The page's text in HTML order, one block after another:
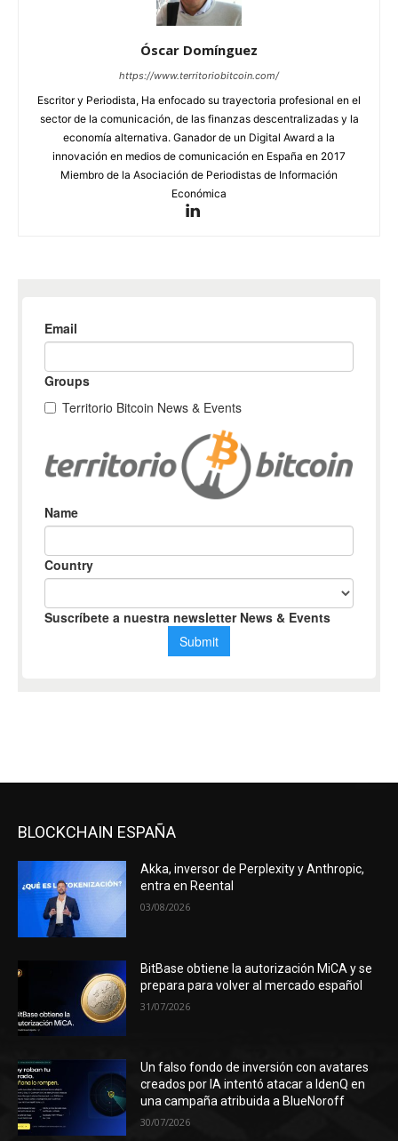
Óscar Domínguez
https://www.territoriobitcoin.com/
Escritor y Periodista, Ha enfocado su trayectoria profesional en el
sector de la comunicación, de las finanzas descentralizadas y la
economía alternativa. Ganador de un Digital Award a la
innovación en medios de comunicación en España en 2017
Miembro de la Asociación de Periodistas de Información
Económica
BLOCKCHAIN ESPAÑA
Akka, inversor de Perplexity y Anthropic,
entra en Reental
03/08/2026
BitBase obtiene la autorización MiCA y se
prepara para volver al mercado español
31/07/2026
Un falso fondo de inversión con avatares
creados por IA intentó atacar a IdenQ en
una campaña atribuida a BlueNoroff
30/07/2026